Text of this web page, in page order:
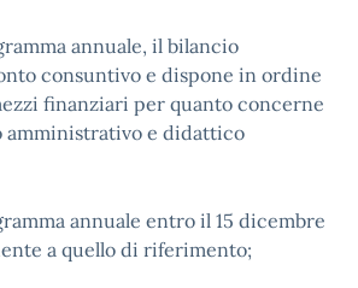
annuale, il bilancio
consuntivo e dispone in ordine
finanziari per quanto concerne
amministrativo e didattico
annuale entro il 15 dicembre
a quello di riferimento;